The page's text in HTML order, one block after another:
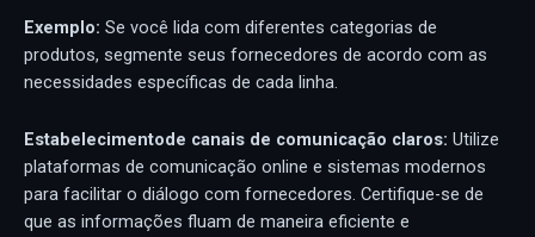
Exemplo: Se você lida com diferentes categorias de
produtos, segmente seus fornecedores de acordo com as
necessidades específicas de cada linha.
Estabelecimentode canais de comunicação claros: Utilize
plataformas de comunicação online e sistemas modernos
para facilitar o diálogo com fornecedores. Certifique-se de
que as informações fluam de maneira eficiente e